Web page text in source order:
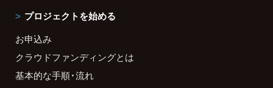
プロジェクトを始める
お申込み
クラウドファンディングとは
基本的な手順・流れ